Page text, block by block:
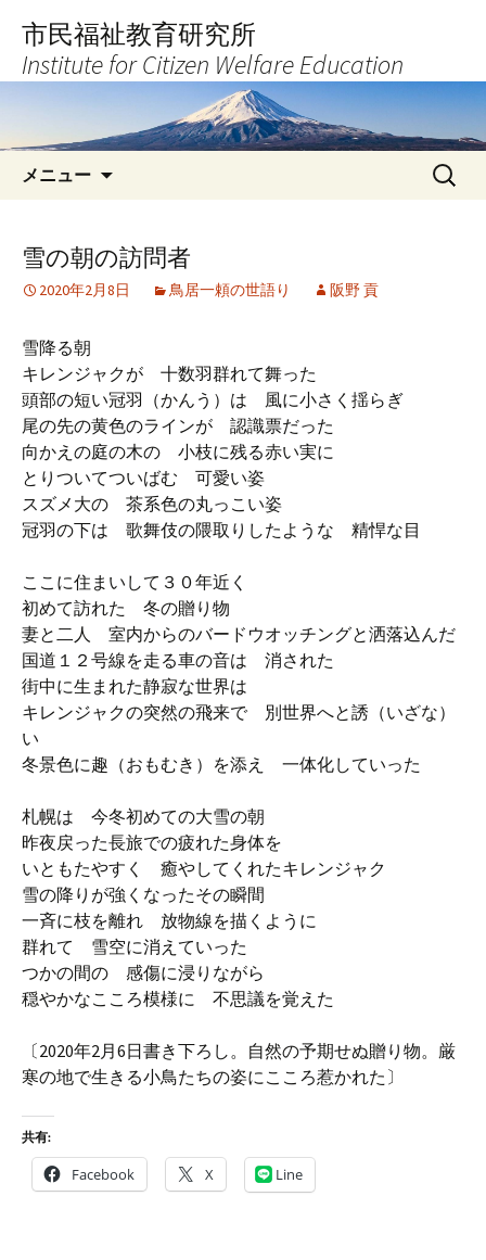
へ
キ
市民福祉教育研究所
Institute for Citizen Welfare Education
メニュー
検
索:
雪の朝の訪問者
2020年2月8日 鳥居一頼の世語り 阪野 貢
雪降る朝
キレンジャクが 十数羽群れて舞った
頭部の短い冠羽（かんう）は 風に小さく揺らぎ
尾の先の黄色のラインが 認識票だった
向かえの庭の木の 小枝に残る赤い実に
とりついてついばむ 可愛い姿
スズメ大の 茶系色の丸っこい姿
冠羽の下は 歌舞伎の隈取りしたような 精悍な目
ここに住まいして３０年近く
初めて訪れた 冬の贈り物
妻と二人 室内からのバードウオッチングと洒落込んだ
国道１２号線を走る車の音は 消された
街中に生まれた静寂な世界は
キレンジャクの突然の飛来で 別世界へと誘（いざな）
い
冬景色に趣（おもむき）を添え 一体化していった
札幌は 今冬初めての大雪の朝
昨夜戻った長旅での疲れた身体を
いともたやすく 癒やしてくれたキレンジャク
雪の降りが強くなったその瞬間
一斉に枝を離れ 放物線を描くように
群れて 雪空に消えていった
つかの間の 感傷に浸りながら
穏やかなこころ模様に 不思議を覚えた
〔2020年2月6日書き下ろし。自然の予期せぬ贈り物。厳
寒の地で生きる小鳥たちの姿にこころ惹かれた〕
共有:
Facebook X Line